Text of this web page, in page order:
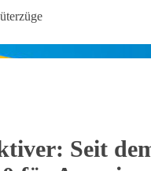
Seit